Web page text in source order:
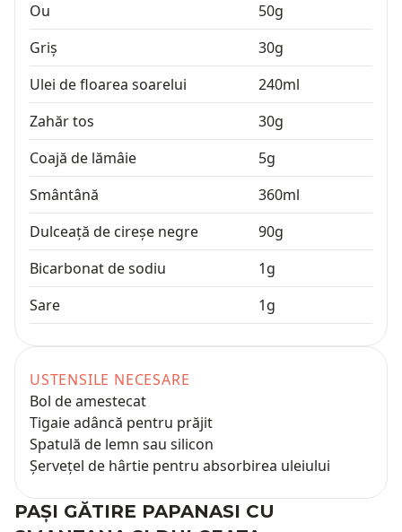
Ou
50g
Griș
30g
Ulei de floarea soarelui
240ml
Zahăr tos
30g
Coajă de lămâie
5g
Smântână
360ml
Dulceață de cireșe negre
90g
Bicarbonat de sodiu
1g
Sare
1g
USTENSILE NECESARE
Bol de amestecat
Tigaie adâncă pentru prăjit
Spatulă de lemn sau silicon
Șervețel de hârtie pentru absorbirea uleiului
PAȘI GĂTIRE PAPANASI CU